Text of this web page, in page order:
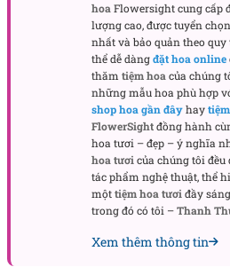
nhật hoặc tri ân trong những
phẩm kết hợp giữa trái cây
tạo cảm giác hứng khởi, vui
người nhận cảm thấy hạnh
Quà tặng vợ hoặc bạn gái dịp sinh
Sản phẩm Finally phù hợp để
trong dịp sinh nhật. Màu sắc
cây kết hợp cùng hộp nhựa
một món quà vừa sang trọng
hoaFlowersight cung cấp
lượng cao, được tuyển
nhất và bảo quản theo
thể dễ dàngđặt hoa online
thămtiệm hoacủa chúng
những mẫu hoa phù hợp
shop hoa gần đâyhay
FlowerSightđồng hành
hoa tươi – đẹp – ý nghĩa
hoa tươicủa chúng tôi
tác phẩm nghệ thuật, thể
mộttiệm hoa tươiđầy
trong đó có tôi –Thanh
Xem thêm thông tin